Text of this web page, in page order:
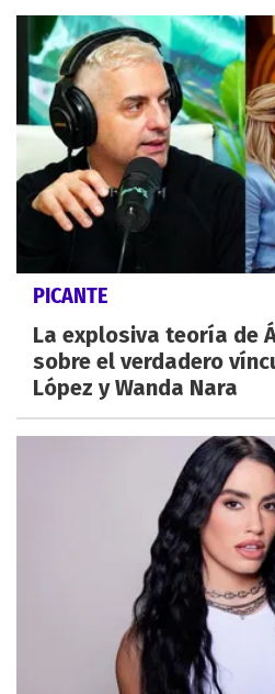
PICANTE
La explosiva teoría de
sobre el verdadero
López y Wanda Nara